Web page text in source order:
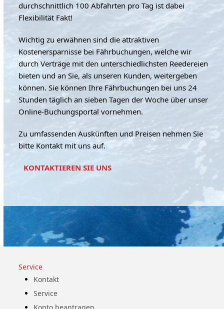
durchschnittlich 100 Abfahrten pro Tag ist dabei
Flexibilität Fakt!
Wichtig zu erwähnen sind die attraktiven
Kostenersparnisse bei Fährbuchungen, welche wir
durch Verträge mit den unterschiedlichsten Reedereien
bieten und an Sie, als unseren Kunden, weitergeben
können. Sie können Ihre Fährbuchungen bei uns 24
Stunden täglich an sieben Tagen der Woche über unser
Online-Buchungsportal vornehmen.
Zu umfassenden Auskünften und Preisen nehmen Sie
bitte Kontakt mit uns auf.
KONTAKTIEREN SIE UNS
Service
Kontakt
Service